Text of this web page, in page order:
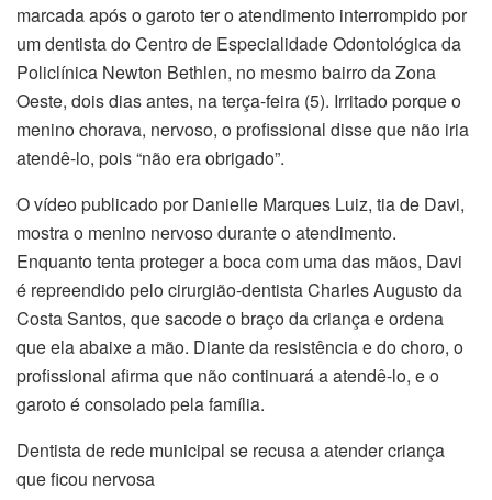
panel
panel
Panel
panel
Panel
panel
panel
marcada após o garoto ter o atendimento interrompido por
um dentista do Centro de Especialidade Odontológica da
Policlínica Newton Bethlen, no mesmo bairro da Zona
Oeste, dois dias antes, na terça-feira (5). Irritado porque o
menino chorava, nervoso, o profissional disse que não iria
atendê-lo, pois “não era obrigado”.
O vídeo publicado por Danielle Marques Luiz, tia de Davi,
mostra o menino nervoso durante o atendimento.
Enquanto tenta proteger a boca com uma das mãos, Davi
é repreendido pelo cirurgião-dentista Charles Augusto da
Costa Santos, que sacode o braço da criança e ordena
que ela abaixe a mão. Diante da resistência e do choro, o
profissional afirma que não continuará a atendê-lo, e o
garoto é consolado pela família.
Dentista de rede municipal se recusa a atender criança
que ficou nervosa